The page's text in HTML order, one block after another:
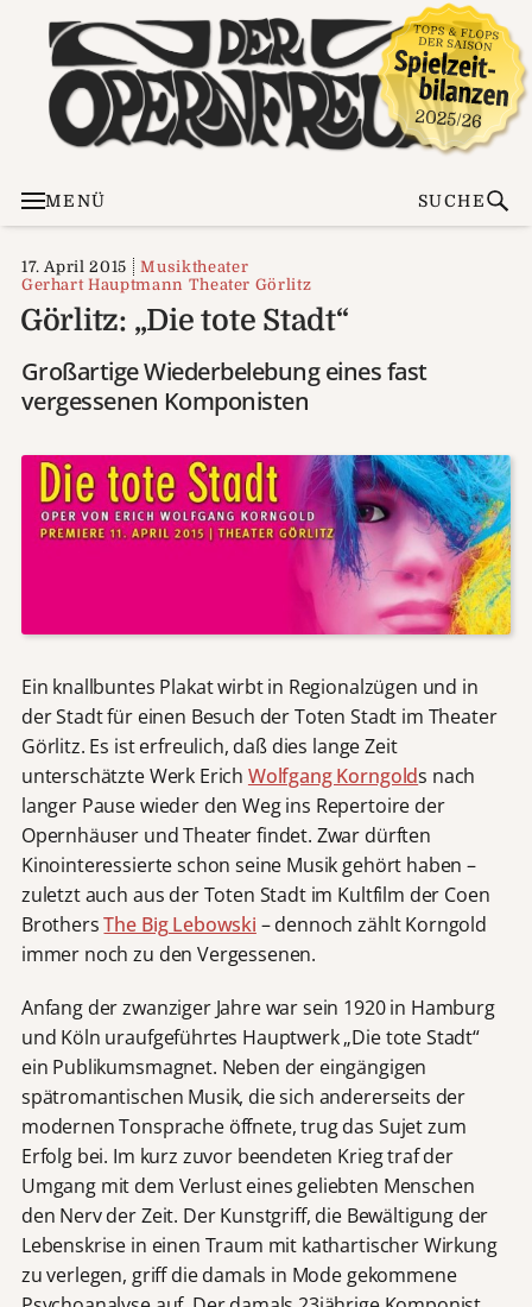
MENÜ SUCHE
17. April 2015
Musiktheater
Gerhart Hauptmann Theater Görlitz
Görlitz: „Die tote Stadt“
Großartige Wiederbelebung eines fast
vergessenen Komponisten
Ein knallbuntes Plakat wirbt in Regionalzügen und in
der Stadt für einen Besuch der Toten Stadt im Theater
Görlitz. Es ist erfreulich, daß dies lange Zeit
unterschätzte Werk Erich Wolfgang Korngolds nach
langer Pause wieder den Weg ins Repertoire der
Opernhäuser und Theater findet. Zwar dürften
Kinointeressierte schon seine Musik gehört haben –
zuletzt auch aus der Toten Stadt im Kultfilm der Coen
BrothersThe Big Lebowski – dennoch zählt Korngold
immer noch zu den Vergessenen.
Anfang der zwanziger Jahre war sein 1920 in Hamburg
und Köln uraufgeführtes Hauptwerk „Die tote Stadt“
ein Publikumsmagnet. Neben der eingängigen
spätromantischen Musik, die sich andererseits der
modernen Tonsprache öffnete, trug das Sujet zum
Erfolg bei. Im kurz zuvor beendeten Krieg traf der
Umgang mit dem Verlust eines geliebten Menschen
den Nerv der Zeit. Der Kunstgriff, die Bewältigung der
Lebenskrise in einen Traum mit kathartischer Wirkung
zu verlegen, griff die damals in Mode gekommene